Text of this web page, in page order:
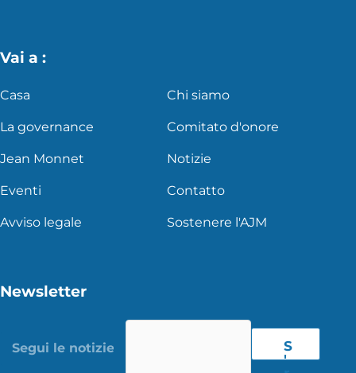
Vai a :
Casa Chi siamo
La governance Comitato d'onore
Jean Monnet Notizie
Eventi Contatto
Avviso legale Sostenere l'AJM
Newsletter
S
'